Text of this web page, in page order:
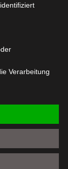
mit
Verarbeitung
automatisierter
solche
das
Speicherung,